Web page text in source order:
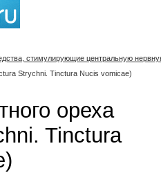
стимулирующие центральную
Strychni. Tinctura Nucis vomicae)
ореха
Tinctura